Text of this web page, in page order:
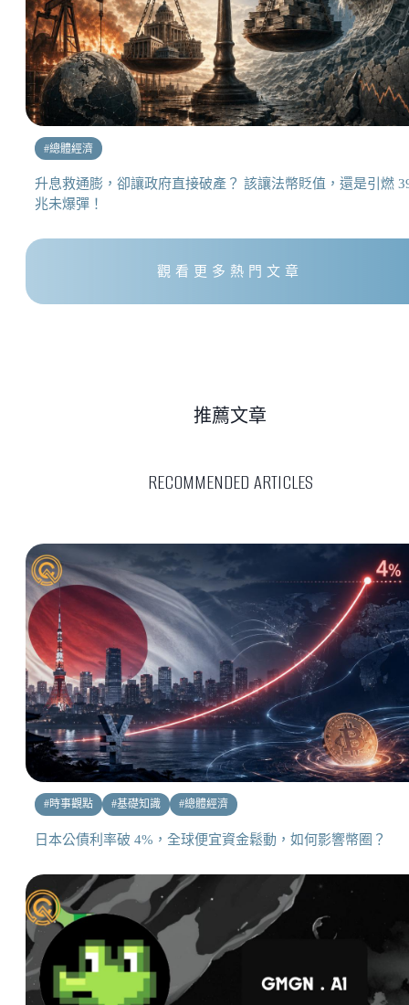
#總體經濟
升息救通膨，卻讓政府直接破產？ 該讓法幣貶值，還是引燃
兆未爆彈！
觀看更多熱門文章
RECOMMENDED ARTICLES
推薦文章
#時事觀點 #基礎知識 #總體經濟
日本公債利率破 4%，全球便宜資金鬆動，如何影響幣圈？